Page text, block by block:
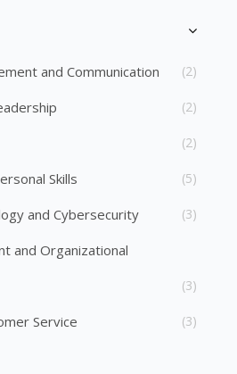
List
and Communication (2)
(2)
(2)
Skills (5)
and Cybersecurity (3)
and Organizational
(3)
Service (3)